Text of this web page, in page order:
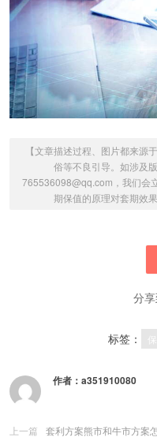
【文章描述过程、图片都来源
俗等不良引导。如涉及
765536098@qq.com，我们会
期保值的原理对套期效
分享
标签：
作者： a351910080
上一篇 套利方案熊市和牛市方案